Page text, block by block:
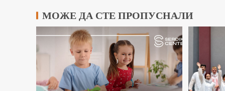
МОЖЕ ДА СТЕ ПРОПУСНАЛИ